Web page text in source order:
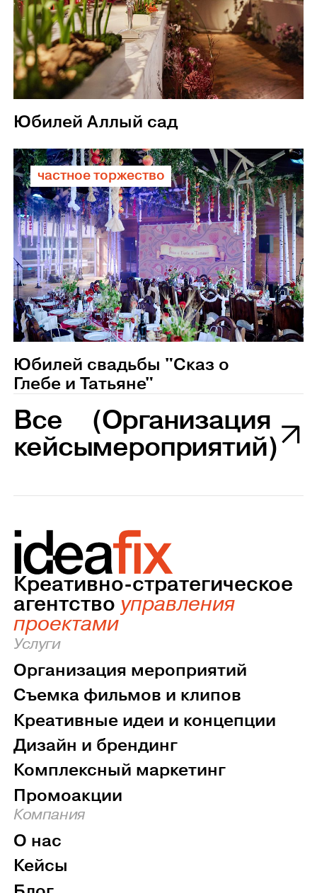
Юбилей Аллый сад
частное торжество
Юбилей свадьбы "Сказ о
Глебе и Татьяне"
Все
кейсы
(Организация
мероприятий)
Креативно-стратегическое
агентство управления
проектами
Услуги
Организация мероприятий
Съемка фильмов и клипов
Креативные идеи и концепции
Дизайн и брендинг
Комплексный маркетинг
Промоакции
Компания
О нас
Кейсы